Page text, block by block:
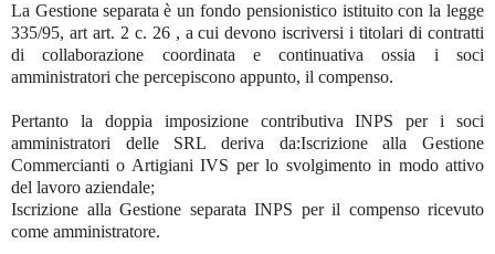
La Gestione separata è un fondo pensionistico istituito con la legge
335/95, art art. 2 c. 26 , a cui devono iscriversi i titolari di contratti
di collaborazione coordinata e continuativa ossia i soci
amministratori che percepiscono appunto, il compenso.
Pertanto la doppia imposizione contributiva INPS per i soci
amministratori delle SRL deriva da:Iscrizione alla Gestione
Commercianti o Artigiani IVS per lo svolgimento in modo attivo
del lavoro aziendale;
Iscrizione alla Gestione separata INPS per il compenso ricevuto
come amministratore.